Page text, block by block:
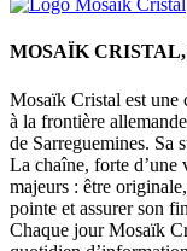
MOSAÏK
Mosaïk Cristal est une
à la frontière
de Sarreguemines. Sa
La chaîne, forte d’une
majeurs : être
pointe et assurer son
Chaque jour Mosaïk